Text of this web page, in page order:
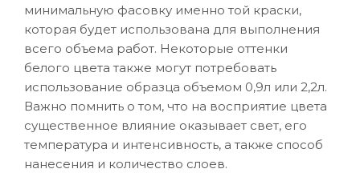
минимальную фасовку именно той краски,
которая будет использована для выполнения
всего объема работ. Некоторые оттенки
белого цвета также могут потребовать
использование образца объемом 0,9л или 2,2л.
Важно помнить о том, что на восприятие цвета
существенное влияние оказывает свет, его
температура и интенсивность, а также способ
нанесения и количество слоев.